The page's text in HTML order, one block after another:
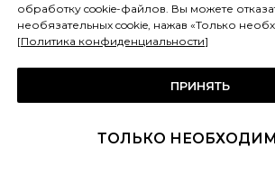
Заключение договора
Согласовываем и заключаем договор,
Мы доставляем оборудование на объект и
обработку cookie-файлов. Вы можете
необязательных cookie, нажав «Только
[Политика конфиденциальности]
ПРИНЯТЬ
ТОЛЬКО